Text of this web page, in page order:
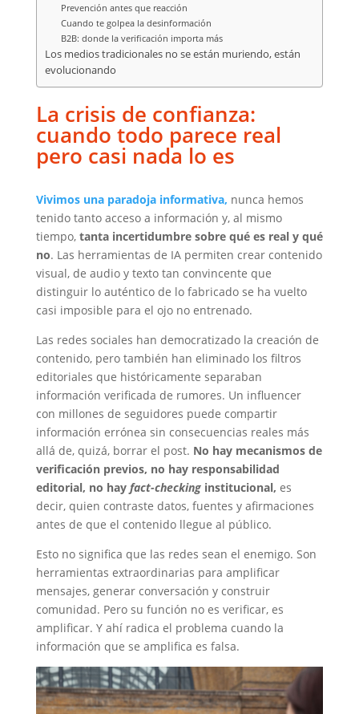
Prevención antes que reacción
Cuando te golpea la desinformación
B2B: donde la verificación importa más
Los medios tradicionales no se están muriendo, están
evolucionando
La crisis de confianza:
cuando todo parece real
pero casi nada lo es
Vivimos una paradoja informativa, nunca hemos
tenido tanto acceso a información y, al mismo
tiempo, tanta incertidumbre sobre qué es real y qué
no. Las herramientas de IA permiten crear contenido
visual, de audio y texto tan convincente que
distinguir lo auténtico de lo fabricado se ha vuelto
casi imposible para el ojo no entrenado.
Las redes sociales han democratizado la creación de
contenido, pero también han eliminado los filtros
editoriales que históricamente separaban
información verificada de rumores. Un influencer
con millones de seguidores puede compartir
información errónea sin consecuencias reales más
allá de, quizá, borrar el post. No hay mecanismos de
verificación previos, no hay responsabilidad
editorial, no hay fact-checking institucional, es
decir, quien contraste datos, fuentes y afirmaciones
antes de que el contenido llegue al público.
Esto no significa que las redes sean el enemigo. Son
herramientas extraordinarias para amplificar
mensajes, generar conversación y construir
comunidad. Pero su función no es verificar, es
amplificar. Y ahí radica el problema cuando la
información que se amplifica es falsa.